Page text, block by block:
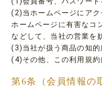
(2)当ホームページにア
ホームページに有害なコ
などして、当社の営業を
(3)当社が扱う商品の知
(4)その他、この利用規約
第6条（会員情報の